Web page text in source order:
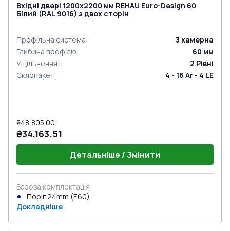
Вхідні двері 1200x2200 мм REHAU Euro-Design 60
Білий (RAL 9016) з двох сторін
Профільна система: 3 камерна
Глибина профілю: 60 мм
Ущільнення: 2 Рівні
Склопакет: 4 - 16 Ar - 4 LE
₴48,805.00
₴34,163.51
Детальніше / Змінити
Базова комплектація
Поріг 24mm (E60)
Докладніше